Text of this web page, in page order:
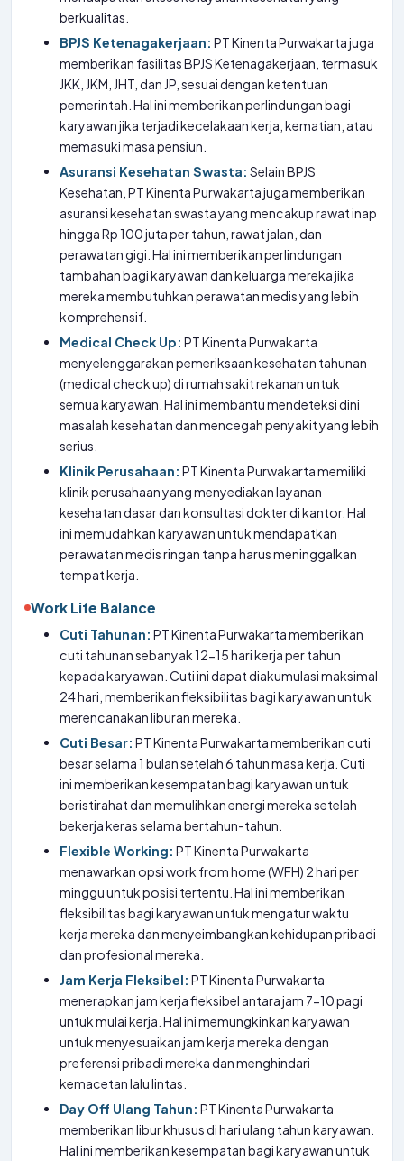
berkualitas.
BPJS Ketenagakerjaan: PT Kinenta Purwakarta juga
memberikan fasilitas BPJS Ketenagakerjaan, termasuk
JKK, JKM, JHT, dan JP, sesuai dengan ketentuan
pemerintah. Hal ini memberikan perlindungan bagi
karyawan jika terjadi kecelakaan kerja, kematian, atau
memasuki masa pensiun.
Asuransi Kesehatan Swasta: Selain BPJS
Kesehatan, PT Kinenta Purwakarta juga memberikan
asuransi kesehatan swasta yang mencakup rawat inap
hingga Rp 100 juta per tahun, rawat jalan, dan
perawatan gigi. Hal ini memberikan perlindungan
tambahan bagi karyawan dan keluarga mereka jika
mereka membutuhkan perawatan medis yang lebih
komprehensif.
Medical Check Up: PT Kinenta Purwakarta
menyelenggarakan pemeriksaan kesehatan tahunan
(medical check up) di rumah sakit rekanan untuk
semua karyawan. Hal ini membantu mendeteksi dini
masalah kesehatan dan mencegah penyakit yang lebih
serius.
Klinik Perusahaan: PT Kinenta Purwakarta memiliki
klinik perusahaan yang menyediakan layanan
kesehatan dasar dan konsultasi dokter di kantor. Hal
ini memudahkan karyawan untuk mendapatkan
perawatan medis ringan tanpa harus meninggalkan
tempat kerja.
Work Life Balance
Cuti Tahunan: PT Kinenta Purwakarta memberikan
cuti tahunan sebanyak 12-15 hari kerja per tahun
kepada karyawan. Cuti ini dapat diakumulasi maksimal
24 hari, memberikan fleksibilitas bagi karyawan untuk
merencanakan liburan mereka.
Cuti Besar: PT Kinenta Purwakarta memberikan cuti
besar selama 1 bulan setelah 6 tahun masa kerja. Cuti
ini memberikan kesempatan bagi karyawan untuk
beristirahat dan memulihkan energi mereka setelah
bekerja keras selama bertahun-tahun.
Flexible Working: PT Kinenta Purwakarta
menawarkan opsi work from home (WFH) 2 hari per
minggu untuk posisi tertentu. Hal ini memberikan
fleksibilitas bagi karyawan untuk mengatur waktu
kerja mereka dan menyeimbangkan kehidupan pribadi
dan profesional mereka.
Jam Kerja Fleksibel: PT Kinenta Purwakarta
menerapkan jam kerja fleksibel antara jam 7-10 pagi
untuk mulai kerja. Hal ini memungkinkan karyawan
untuk menyesuaikan jam kerja mereka dengan
preferensi pribadi mereka dan menghindari
kemacetan lalu lintas.
Day Off Ulang Tahun: PT Kinenta Purwakarta
memberikan libur khusus di hari ulang tahun karyawan.
Hal ini memberikan kesempatan bagi karyawan untuk